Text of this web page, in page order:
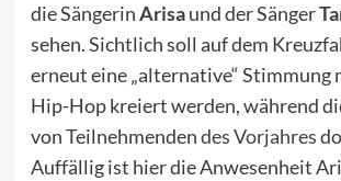
die SängerinArisaund der Sänger
sehen. Sichtlich soll auf dem
erneut eine „alternative“ Stimmung
Hip-Hop kreiert werden, während
von Teilnehmendendes Vorjahres
Auffällig ist hier die Anwesenheit